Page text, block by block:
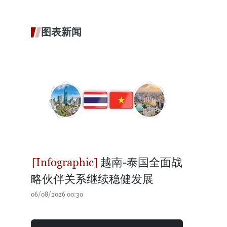
图表新闻
越南-泰国全面战
略伙伴关系继续稳健发展
06/08/2026 00:30